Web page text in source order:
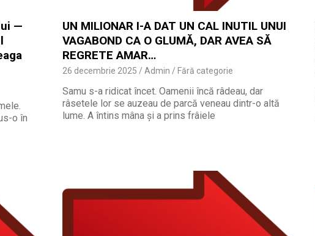
—
o în
UN MILIONAR I-A DAT UN CAL INUTIL UNUI
VAGABOND CA O GLUMĂ, DAR AVEA SĂ
REGRETE AMAR…
26 decembrie 2025 Admin Fără categorie
Samu s-a ridicat încet. Oamenii încă râdeau, dar
râsetele lor se auzeau de parcă veneau dintr-o altă
lume. A întins mâna și a prins frâiele